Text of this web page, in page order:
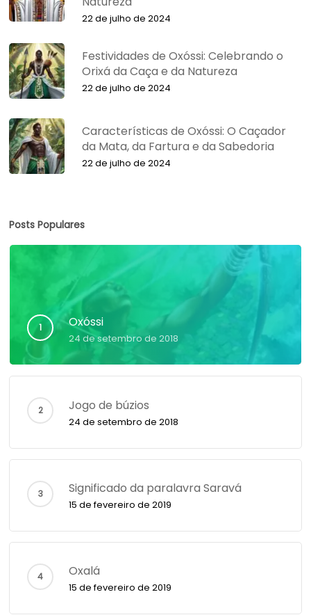
22 de julho de 2024
Festividades de Oxóssi: Celebrando o
Orixá da Caça e da Natureza
22 de julho de 2024
Características de Oxóssi: O Caçador
da Mata, da Fartura e da Sabedoria
22 de julho de 2024
Posts Populares
Oxóssi
24 de setembro de 2018
Jogo de búzios
24 de setembro de 2018
Significado da paralavra Saravá
15 de fevereiro de 2019
Oxalá
15 de fevereiro de 2019